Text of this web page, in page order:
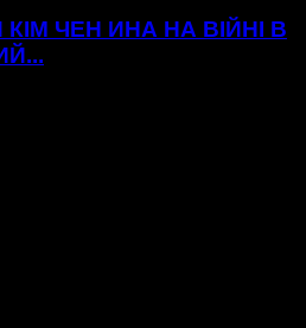
ЧЕН ИНА НА ВІЙНІ В